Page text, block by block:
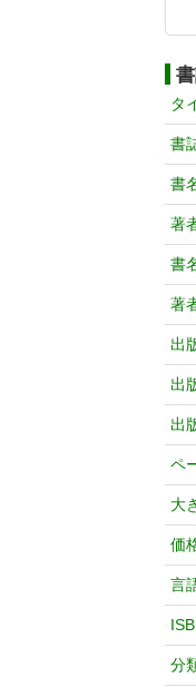
タ
書
書
著
書
著
出
出
出
ペ
大
価
言
分